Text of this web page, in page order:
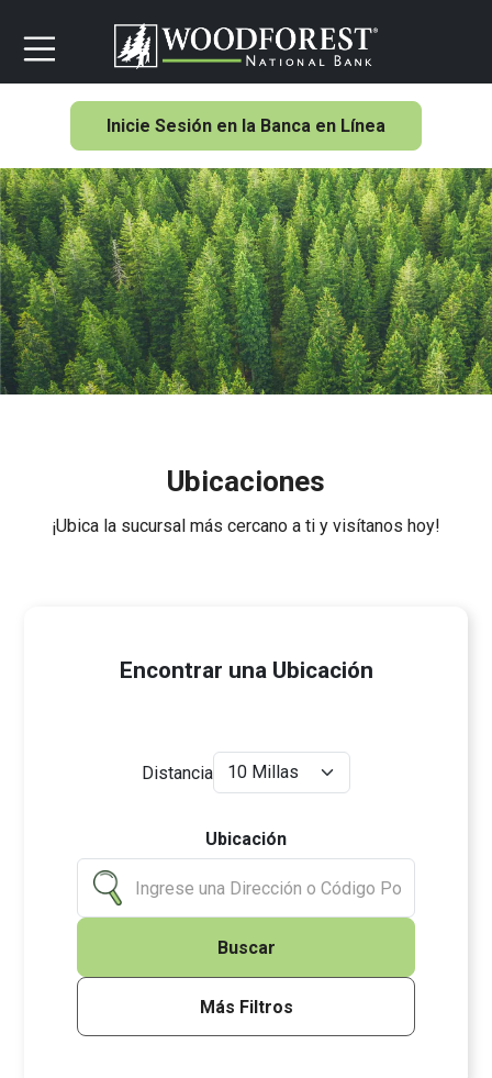
Inicie Sesión en la Banca en Línea
Ubicaciones
¡Ubica la sucursal más cercano a ti y visítanos hoy!
Encontrar una Ubicación
Distancia
Ubicación
Buscar
Más Filtros